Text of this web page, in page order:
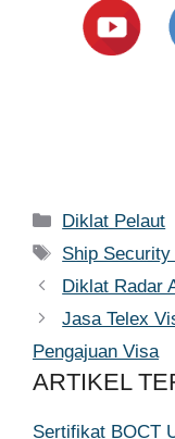
Kategori
Diklat Pelaut
Tag
Ship
Diklat Radar
Jasa Telex
Pengajuan Visa
ARTIKEL
Sertifikat BOCT